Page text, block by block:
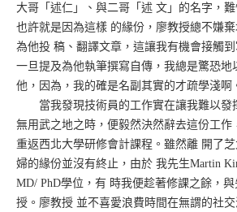
大哥「述仁」、與二哥「述 文」的名字，難
也許就是因為這樣 的緣份，廖教授總不嫌
為他投 稿、翻譯文章，這讓我有機會接觸到
一旦提及為他執筆撰寫自傳，我總是驚恐地
他，因為，我的確是名副其實的才疏學淺啊
當我發現技術員的工作實在讓我難以發
無用武之地之時，便毅然決然辭去這份工作
重返西北大學研修會計課程。雖然離 開了
婦的緣份並沒有終止，由於 我先生Martin
MD/ PhD學位，有 時我便趁著修課之餘，
授。廖教授 並不喜愛浪費時間在無謂的社